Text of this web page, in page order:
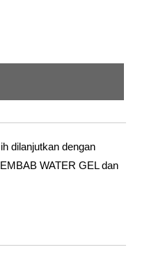
dilanjutkan dengan
WATER GEL dan